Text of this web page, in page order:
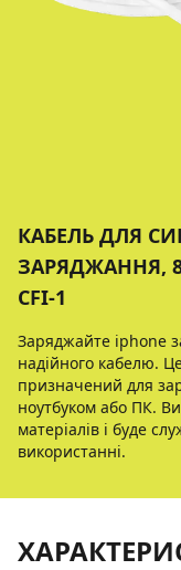
КАБЕЛЬ ДЛЯ
ЗАРЯДЖАННЯ, 8-
CFI-1
Заряджайте iphone
надiйного кабелю.
призначений для
ноутбуком або ПК.
матерiалiв i буде
використаннi.